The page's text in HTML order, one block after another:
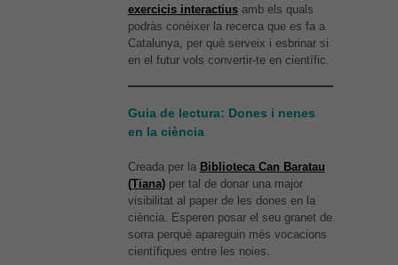
exercicis interactiusamb els quals
podràs conèixer la recerca que es fa a
Catalunya, per què serveix i esbrinar si
en el futur vols convertir-te en científic.
Guia de lectura: Dones i nenes
en la ciència
Creada per la Biblioteca Can Baratau
(Tiana)per tal de donar una major
visibilitat al paper de les dones en la
ciència. Esperen posar el seu granet de
sorra perquè apareguin més vocacions
científiques entre les noies.